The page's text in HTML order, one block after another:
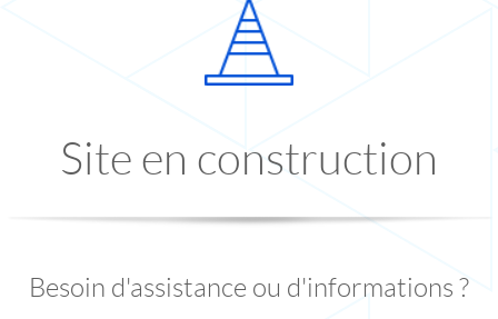
Site en construction
Besoin d'assistance ou d'informations ?